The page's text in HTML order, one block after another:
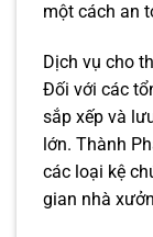
một cách an
Dịch vụ cho
Đối với các
sắp xếp và
lớn. Thành
các loại kệ
gian nhà